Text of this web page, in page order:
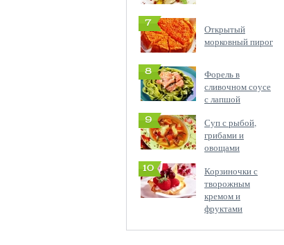
7
Открытый
морковный пирог
8
Форель в
сливочном соусе
с лапшой
9
Суп с рыбой,
грибами и
овощами
10
Корзиночки с
творожным
кремом и
фруктами